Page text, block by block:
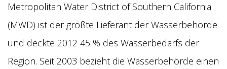
Metropolitan Water District of Southern California
(MWD) ist der größte Lieferant der Wasserbehörde
und deckte 2012 45 % des Wasserbedarfs der
Region. Seit 2003 bezieht die Wasserbehörde einen